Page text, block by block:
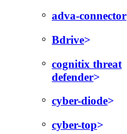
adva-connector
Bdrive
cognitix threat
defender
cyber-diode
cyber-top